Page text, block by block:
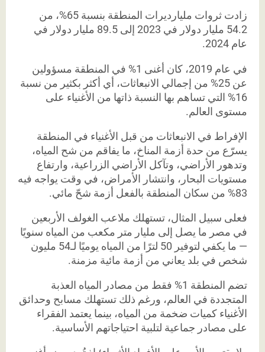
زادت ثروات مليارديرات المنطقة بنسبة 65%، من
54.2 مليار دولار في 2023 إلى 89.5 مليار دولار في
عام 2024.
في عام 2019، كان أغنى 1% في المنطقة مسؤولين
عن 25% من إجمالي الانبعاثات، أي أكثر بكثير من نسبة
16% التي تساهم بها النسبة ذاتها من الأغنياء على
مستوى العالم.
الإفراط في الانبعاثات من قبل الأغنياء في المنطقة
يسرّع من حدة أزمة المناخ، ما يفاقم من شح المياه،
وتدهور الأراضي، وتآكل الأراضي الزراعية، وارتفاع
مستويات البحار، وانتشار الأمراض، في وقت يواجه فيه
83% من سكان المنطقة بالفعل أزمة شحّ مائي.
فعلى سبيل المثال، تستهلك ملاعب الغولف الأربعين
في مصر ما يصل إلى مليار متر مكعب من المياه سنويًا
— ما يكفي لتوفير 50 لترًا من المياه يوميًا لـ54 مليون
شخص في بلد يعاني من أزمة مائية مزمنة.
تضم المنطقة 1% فقط من مصادر المياه العذبة
المتجددة في العالم، ورغم ذلك تستهلك مسابح وحدائق
الأغنياء كميات ضخمة من المياه، بينما يعتمد الفقراء
على مصادر جماعية لتلبية احتياجاتهم الأساسية.